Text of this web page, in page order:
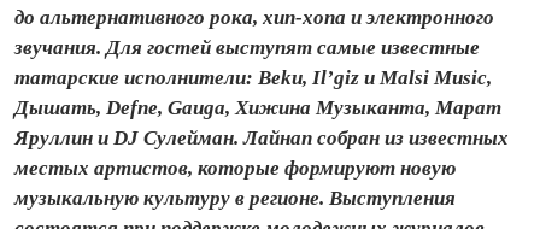
до альтернативного рока, хип-хопа и электронного
звучания. Для гостей выступят самые известные
татарские исполнители: Beku, Il’giz и Malsi Music,
Дышать, Defne, Gauga, Хижина Музыканта, Марат
Яруллин и DJ Сулейман. Лайнап собран из известных
местых артистов, которые формируют новую
музыкальную культуру в регионе. Выступления